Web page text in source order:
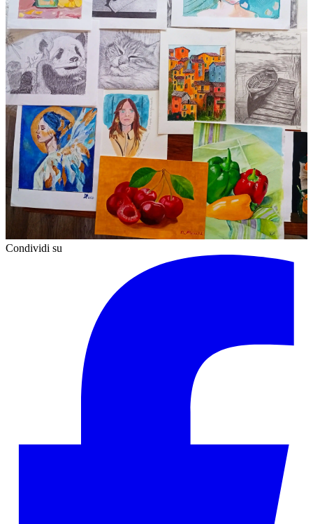
Condividi su